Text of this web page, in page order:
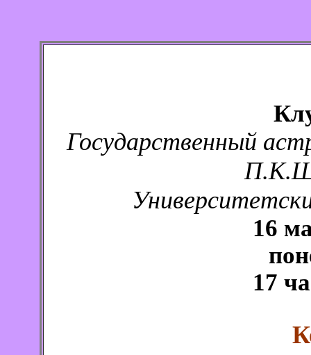
Государственный
16
17